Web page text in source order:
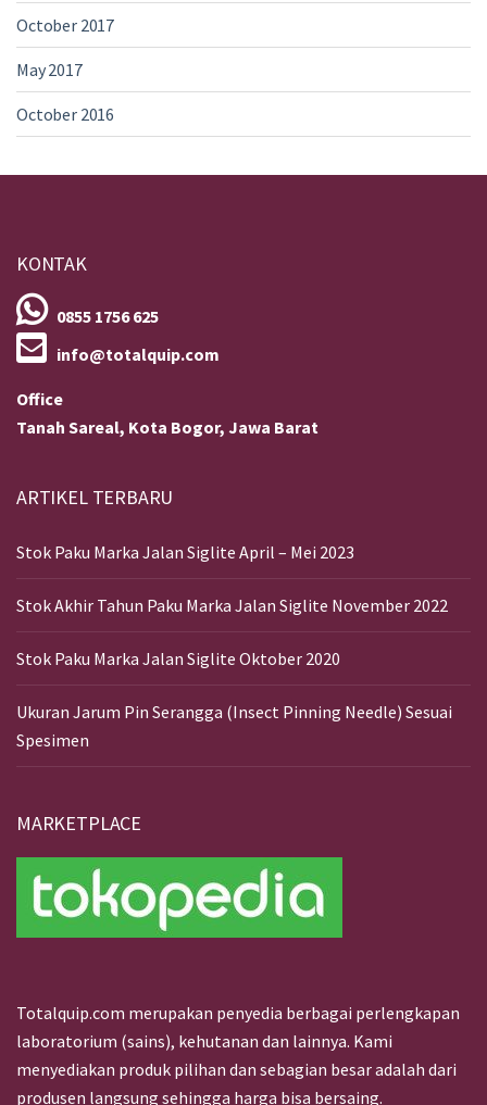
October 2017
May 2017
October 2016
KONTAK
0855 1756 625
info@totalquip.com
Office
Tanah Sareal, Kota Bogor, Jawa Barat
ARTIKEL TERBARU
Stok Paku Marka Jalan Siglite April – Mei 2023
Stok Akhir Tahun Paku Marka Jalan Siglite November 2022
Stok Paku Marka Jalan Siglite Oktober 2020
Ukuran Jarum Pin Serangga (Insect Pinning Needle) Sesuai
Spesimen
MARKETPLACE
Totalquip.com merupakan penyedia berbagai perlengkapan
laboratorium (sains), kehutanan dan lainnya. Kami
menyediakan produk pilihan dan sebagian besar adalah dari
produsen langsung sehingga harga bisa bersaing.